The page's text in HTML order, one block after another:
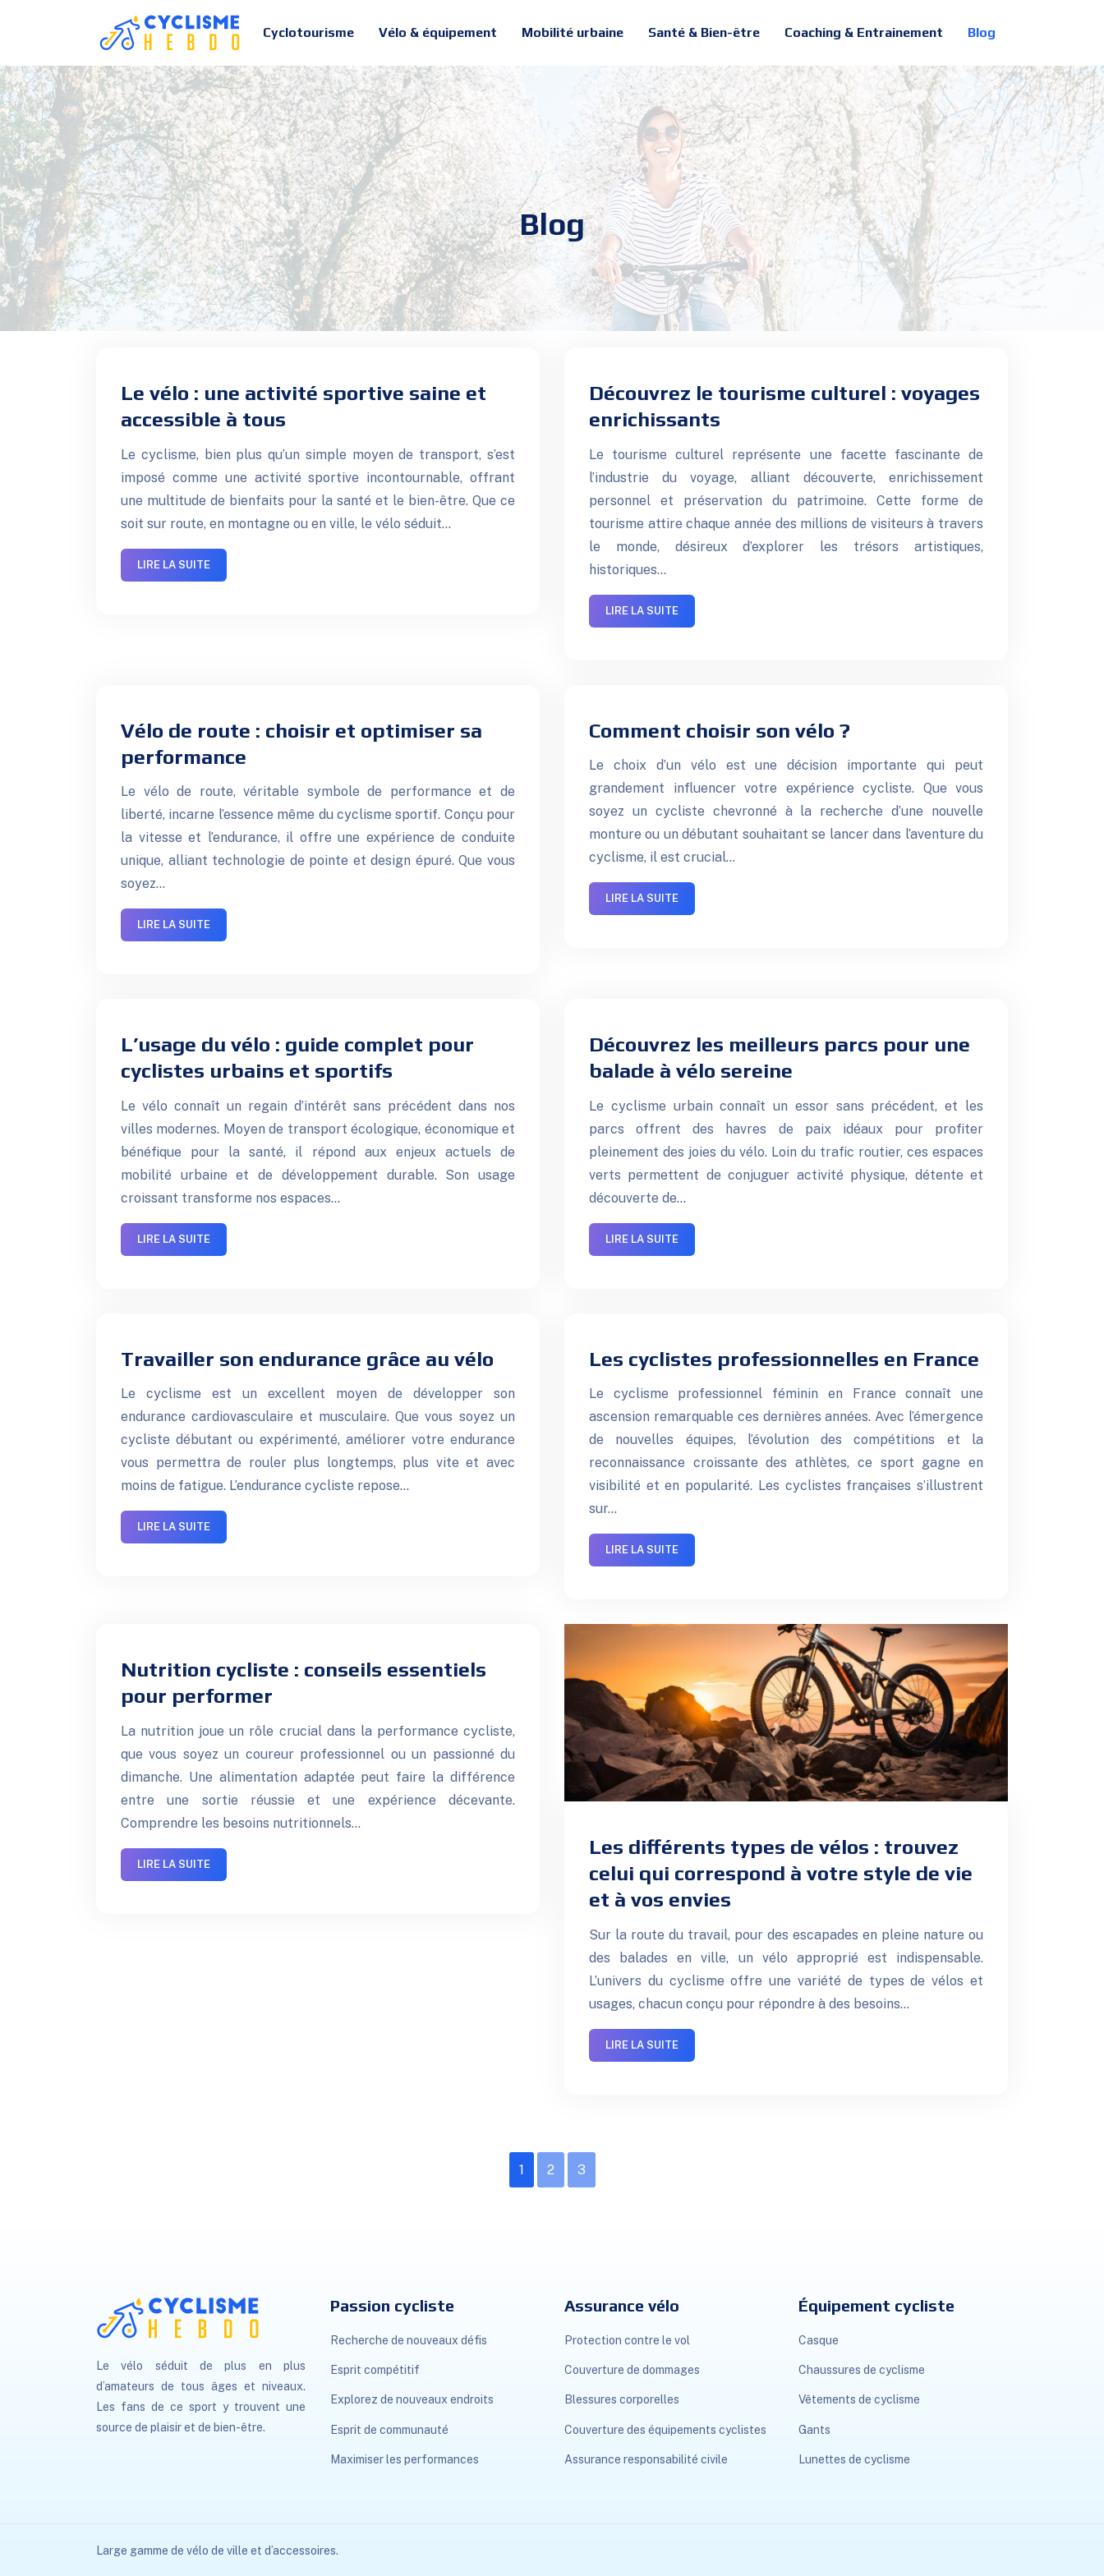
Cyclotourisme Vélo & équipement Mobilité urbaine Santé & Bien-être Coaching & Entrainement Blog
Blog
Le vélo : une activité sportive saine et
accessible à tous
Le cyclisme, bien plus qu’un simple moyen de transport, s’est
imposé comme une activité sportive incontournable, offrant
une multitude de bienfaits pour la santé et le bien-être. Que ce
soit sur route, en montagne ou en ville, le vélo séduit…
LIRE LA SUITE
Découvrez le tourisme culturel : voyages
enrichissants
Le tourisme culturel représente une facette fascinante de
l’industrie du voyage, alliant découverte, enrichissement
personnel et préservation du patrimoine. Cette forme de
tourisme attire chaque année des millions de visiteurs à travers
le monde, désireux d’explorer les trésors artistiques,
historiques…
LIRE LA SUITE
Vélo de route : choisir et optimiser sa
performance
Le vélo de route, véritable symbole de performance et de
liberté, incarne l’essence même du cyclisme sportif. Conçu pour
la vitesse et l’endurance, il offre une expérience de conduite
unique, alliant technologie de pointe et design épuré. Que vous
soyez…
LIRE LA SUITE
Comment choisir son vélo ?
Le choix d’un vélo est une décision importante qui peut
grandement influencer votre expérience cycliste. Que vous
soyez un cycliste chevronné à la recherche d’une nouvelle
monture ou un débutant souhaitant se lancer dans l’aventure du
cyclisme, il est crucial…
LIRE LA SUITE
L’usage du vélo : guide complet pour
cyclistes urbains et sportifs
Le vélo connaît un regain d’intérêt sans précédent dans nos
villes modernes. Moyen de transport écologique, économique et
bénéfique pour la santé, il répond aux enjeux actuels de
mobilité urbaine et de développement durable. Son usage
croissant transforme nos espaces…
LIRE LA SUITE
Découvrez les meilleurs parcs pour une
balade à vélo sereine
Le cyclisme urbain connaît un essor sans précédent, et les
parcs offrent des havres de paix idéaux pour profiter
pleinement des joies du vélo. Loin du trafic routier, ces espaces
verts permettent de conjuguer activité physique, détente et
découverte de…
LIRE LA SUITE
Travailler son endurance grâce au vélo
Le cyclisme est un excellent moyen de développer son
endurance cardiovasculaire et musculaire. Que vous soyez un
cycliste débutant ou expérimenté, améliorer votre endurance
vous permettra de rouler plus longtemps, plus vite et avec
moins de fatigue. L’endurance cycliste repose…
LIRE LA SUITE
Les cyclistes professionnelles en France
Le cyclisme professionnel féminin en France connaît une
ascension remarquable ces dernières années. Avec l’émergence
de nouvelles équipes, l’évolution des compétitions et la
reconnaissance croissante des athlètes, ce sport gagne en
visibilité et en popularité. Les cyclistes françaises s’illustrent
sur…
LIRE LA SUITE
Nutrition cycliste : conseils essentiels
pour performer
La nutrition joue un rôle crucial dans la performance cycliste,
que vous soyez un coureur professionnel ou un passionné du
dimanche. Une alimentation adaptée peut faire la différence
entre une sortie réussie et une expérience décevante.
Comprendre les besoins nutritionnels…
LIRE LA SUITE
Les différents types de vélos : trouvez
celui qui correspond à votre style de vie
et à vos envies
Sur la route du travail, pour des escapades en pleine nature ou
des balades en ville, un vélo approprié est indispensable.
L’univers du cyclisme offre une variété de types de vélos et
usages, chacun conçu pour répondre à des besoins…
LIRE LA SUITE
1 2 3
Le vélo séduit de plus en plus
d’amateurs de tous âges et niveaux.
Les fans de ce sport y trouvent une
source de plaisir et de bien-être.
Passion cycliste
Recherche de nouveaux défis
Esprit compétitif
Explorez de nouveaux endroits
Esprit de communauté
Maximiser les performances
Assurance vélo
Protection contre le vol
Couverture de dommages
Blessures corporelles
Couverture des équipements cyclistes
Assurance responsabilité civile
Équipement cycliste
Casque
Chaussures de cyclisme
Vêtements de cyclisme
Gants
Lunettes de cyclisme
Large gamme de vélo de ville et d’accessoires.